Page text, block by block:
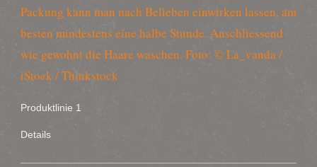
Packung kann man nach Belieben einwirken lassen, am
besten mindestens eine halbe Stunde. Anschliessend
wie gewohnt die Haare waschen. Foto: © La_vanda /
iStock / Thinkstock
Produktlinie 1
Details